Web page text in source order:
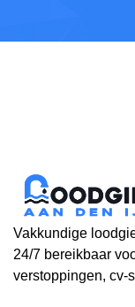
Vakkundige
24/7 bereikbaar
verstoppingen, cv-